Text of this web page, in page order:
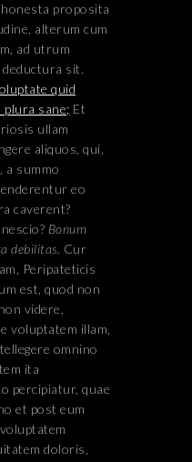
honesta proposita
alterum cum
ad utrum
sit.
quid
plura sane; Et
ullam
aliquos, qui,
a summo
eo
caverent?
Bonum
debilitas. Cur
Peripateticis
est, quod non
videre,
voluptatem illam,
omnino
ita
percipiatur, quae
et post eum
doloris,